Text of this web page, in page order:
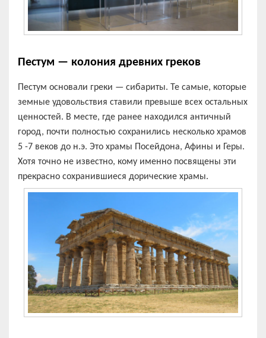
Пестум — колония древних греков
Пестум основали греки — сибариты. Те самые, которые
земные удовольствия ставили превыше всех остальных
ценностей. В месте, где ранее находился античный
город, почти полностью сохранились несколько храмов
5 -7 веков до н.э. Это храмы Посейдона, Афины и Геры.
Хотя точно не известно, кому именно посвящены эти
прекрасно сохранившиеся дорические храмы.